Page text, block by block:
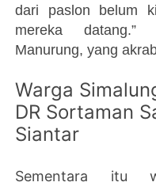
dari paslon belum
mereka datang.”
Manurung, yang
Warga
DR Sortaman
Siantar
Sementara itu